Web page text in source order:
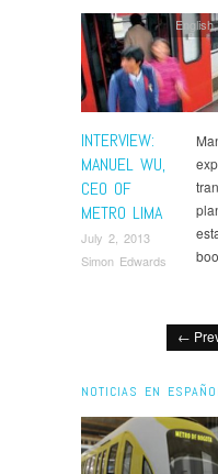
INTERVIEW:
MANUEL WU,
CEO OF
METRO LIMA
July 2, 2013
Simon Edwards
English
←
NOTICIAS EN